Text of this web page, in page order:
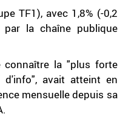
TF1), avec 1,8% (-0,2
la chaîne publique
connaître la "plus forte
d'info", avait atteint en
mensuelle depuis sa